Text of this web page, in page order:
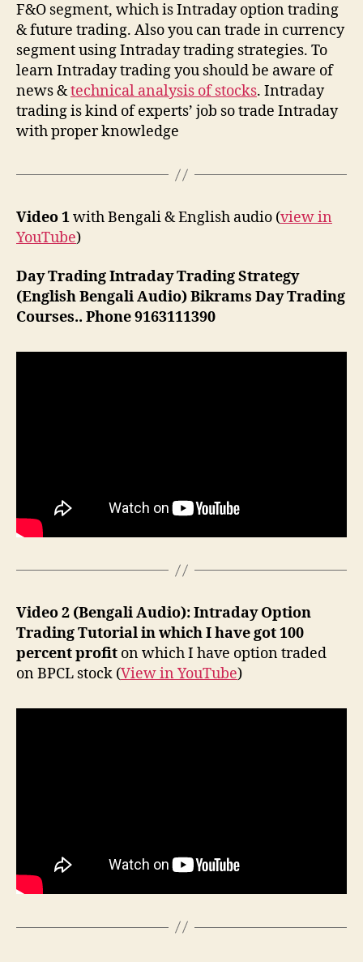
F&O segment, which is Intraday option trading
& future trading. Also you can trade in currency
segment using Intraday trading strategies. To
learn Intraday trading you should be aware of
news &technical analysis of stocks. Intraday
trading is kind of experts’ job so trade Intraday
with proper knowledge
Video 1with Bengali & English audio (view in
YouTube)
Day Trading Intraday Trading Strategy
(English Bengali Audio) Bikrams Day Trading
Courses.. Phone 9163111390
Video 2 (Bengali Audio):Intraday Option
Trading Tutorial in which I have got 100
percent profit on which I have option traded
on BPCL stock (View in YouTube)